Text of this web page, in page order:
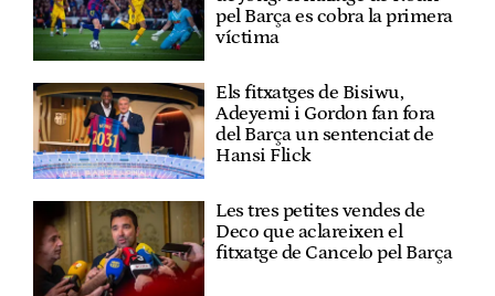
pel Barça es cobra la primera
víctima
Els fitxatges de Bisiwu,
Adeyemi i Gordon fan fora
del Barça un sentenciat de
Hansi Flick
Les tres petites vendes de
Deco que aclareixen el
fitxatge de Cancelo pel Barça